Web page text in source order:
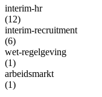
interim-hr
(12)
interim-recruitment
(6)
wet-regelgeving
(1)
arbeidsmarkt
(1)